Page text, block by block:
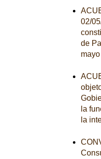
02/
de
la
la